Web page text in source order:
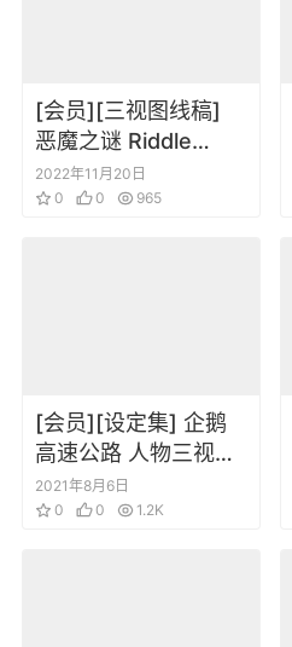
[会员][三视图线稿]
恶魔之谜 Riddle
Story of Devil 设定资
料集
2022年11月20日
0
0 965
[会员][设定集] 企鹅
高速公路 人物三视图
场景设定原画集
2021年8月6日
0
0 1.2K